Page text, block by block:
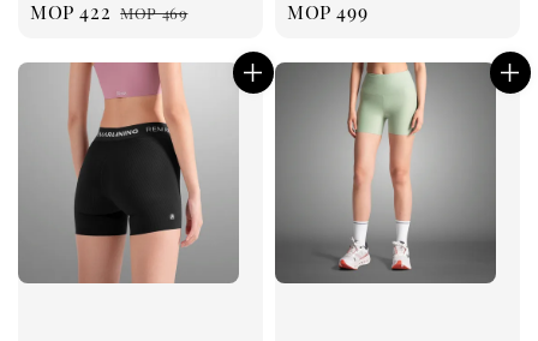
Sale
MOP 422 Regular
MOP 469
Regular
MOP 499